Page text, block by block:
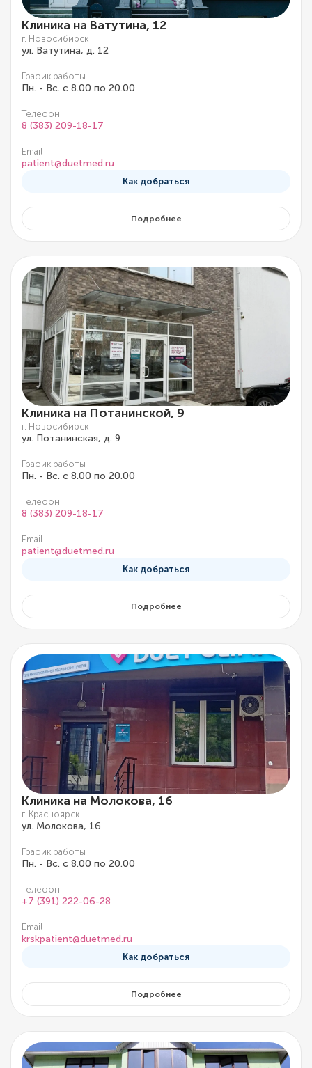
Клиника на Ватутина, 12
г. Новосибирск
ул. Ватутина, д. 12
График работы
Пн. - Вс. с 8.00 по 20.00
Телефон
8 (383) 209-18-17
Email
patient@duetmed.ru
Как добраться
Подробнее
Клиника на Потанинской, 9
г. Новосибирск
ул. Потанинская, д. 9
График работы
Пн. - Вс. с 8.00 по 20.00
Телефон
8 (383) 209-18-17
Email
patient@duetmed.ru
Как добраться
Подробнее
Клиника на Молокова, 16
г. Красноярск
ул. Молокова, 16
График работы
Пн. - Вс. с 8.00 по 20.00
Телефон
+7 (391) 222-06-28
Email
krskpatient@duetmed.ru
Как добраться
Подробнее